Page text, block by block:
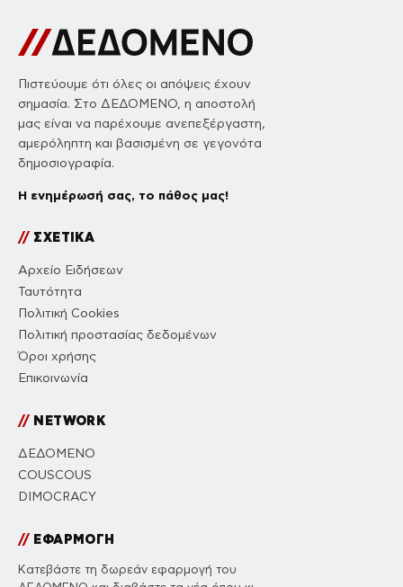
Πιστεύουμε ότι όλες οι απόψεις έχουν
σημασία. Στο ΔΕΔΟΜΕΝΟ, η αποστολή
μας είναι να παρέχουμε ανεπεξέργαστη,
αμερόληπτη και βασισμένη σε γεγονότα
δημοσιογραφία.
Η ενημέρωσή σας, το πάθος μας!
//ΣΧΕΤΙΚΑ
Αρχείο Ειδήσεων
Ταυτότητα
Πολιτική Cookies
Πολιτική προστασίας δεδομένων
Όροι χρήσης
Επικοινωνία
//NETWORK
ΔΕΔΟΜΕΝΟ
COUSCOUS
DIMOCRACY
//ΕΦΑΡΜΟΓΗ
Κατεβάστε τη δωρεάν εφαρμογή του